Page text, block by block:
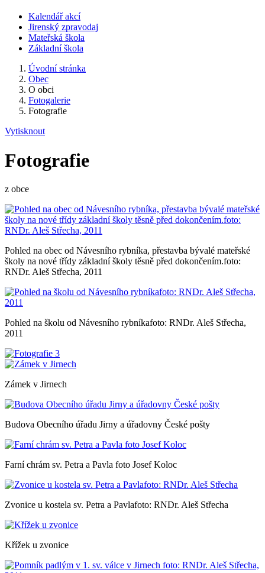
Kalendář akcí
Jirenský zpravodaj
Mateřská škola
Základní škola
Úvodní stránka
Obec
O obci
Fotogalerie
Fotografie
Vytisknout
Fotografie
z obce
Pohled na obec od Návesního rybníka, přestavba bývalé mateřské
školy na nové třídy základní školy těsně před dokončením.foto:
RNDr. Aleš Střecha, 2011
Pohled na školu od Návesního rybníkafoto: RNDr. Aleš Střecha,
2011
Zámek v Jirnech
Budova Obecního úřadu Jirny a úřadovny České pošty
Farní chrám sv. Petra a Pavla foto Josef Koloc
Zvonice u kostela sv. Petra a Pavlafoto: RNDr. Aleš Střecha
Křížek u zvonice